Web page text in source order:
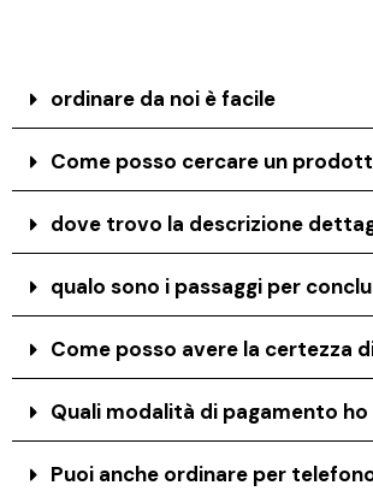
ordinare da noi è facile
Come posso cercare un
dove trovo la descrizione
qualo sono i passaggi per
Come posso avere la
Quali modalità di pagamento
Puoi anche ordinare per